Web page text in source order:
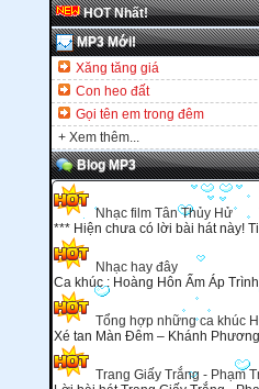
HOT Nhất!
MP3 Mới!
Xăng tăng giá
Con heo đất
Gọi tên em trong đêm
+ Xem thêm...
Blog MP3
Nhạc film Tân Thủy Hử
*** Hiện chưa có lời bài hát này!
Nhạc hay đây
Ca khúc : Hoàng Hôn Ấm Áp
Tổng hợp những ca khúc
Xé tan Màn Đêm – Khánh
Trang Giấy Trắng - Phạm